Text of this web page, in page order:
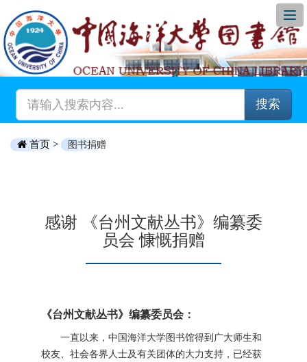
搜索
首页 > 图书捐赠
感谢 《台州文献丛书》编纂委
员会 慷慨捐赠
《台州文献丛书》编纂委员会：
一直以来，中国海洋大学图书馆得到广大师生和
校友、社会各界人士及有关团体的大力支持，已经获